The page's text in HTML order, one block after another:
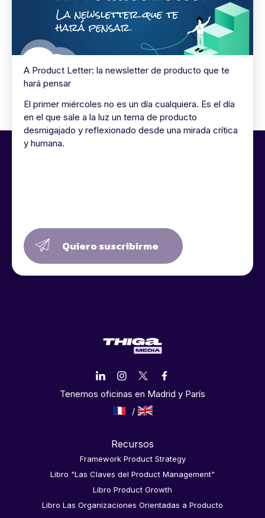
A Product Letter: la newsletter de producto que te
hará pensar
El primer miércoles no es un día cualquiera. Es el día
en el que sale a la luz un tema de producto
desmigajado y reflexionado desde una mirada crítica
y humana.
Quiero suscribirme
Tenemos oficinas en Madrid y París
Recursos
Framework Product Strategy
Libro "Las Claves del Product Management"
Libro Product Growth
Libro Las Organizaciones Orientadas a Producto